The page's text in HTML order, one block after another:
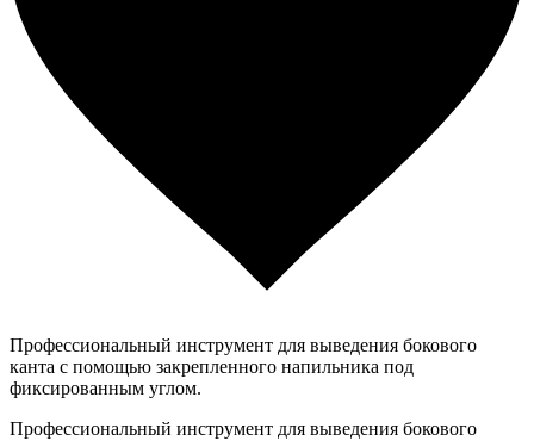
Профессиональный инструмент для выведения бокового
канта с помощью закрепленного напильника под
фиксированным углом.
Профессиональный инструмент для выведения бокового